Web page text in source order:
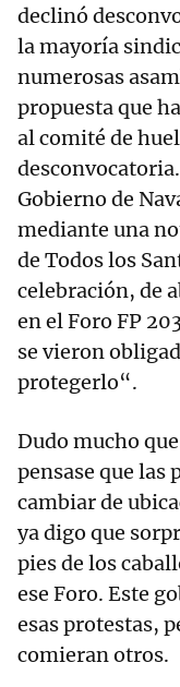
declinó
la mayoría
numerosas
propuesta que
al comité de
Gobierno de
mediante una
de Todos los
celebración, de
en el Foro FP
se vieron
protegerlo“.
Dudo mucho
pensase que las
cambiar de
ya digo que
pies de los
ese Foro. Este
esas protestas,
comieran otros.